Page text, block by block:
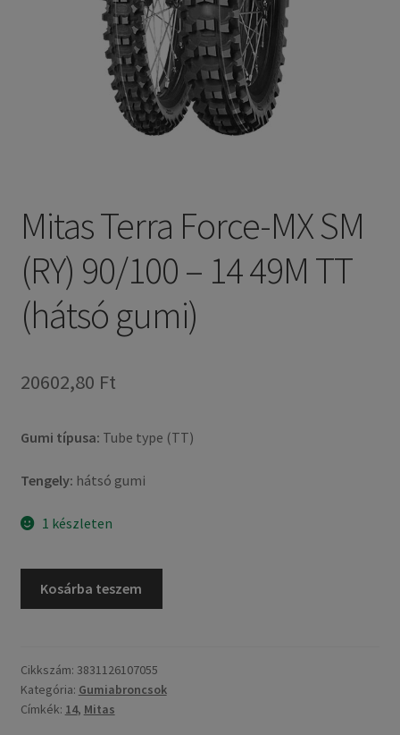
Mitas Terra Force-MX SM
(RY) 90/100 – 14 49M TT
(hátsó gumi)
20602,80 Ft
Gumi típusa: Tube type (TT)
Tengely: hátsó gumi
1 készleten
SM
(RY)
90/100
Kosárba teszem
Cikkszám: 3831126107055
Kategória: Gumiabroncsok
Címkék: 14, Mitas